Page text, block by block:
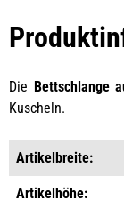
Die Bettschlange
Kuscheln.
Artikelbreite:
Artikelhöhe: